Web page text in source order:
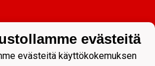
evästeitä
evästeitä käyttökokemuksen